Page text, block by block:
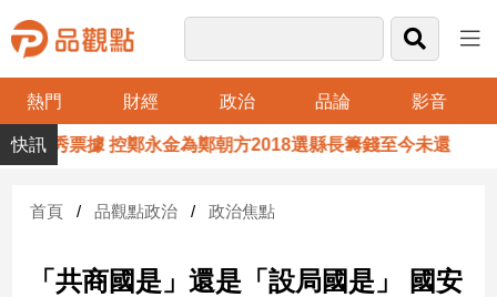
熱門 財經 政治 品論 影音
品
觀
財
台
秀票據 控鄭永金為鄭朝方2018選縣長籌錢至今未還
首頁 品觀點政治 政治焦點
「共商國是」還是「設局國是」 國安